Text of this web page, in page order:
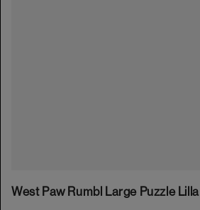
West Paw Rumbl Large Puzzle Lilla